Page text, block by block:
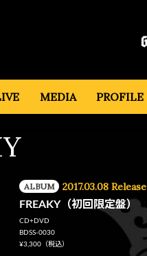
MEDIA PROFILE
ALBUM 2017.03.08 Release
FREAKY（初回限定盤）
CD+DVD
BDSS-0030
¥3,300（税込）